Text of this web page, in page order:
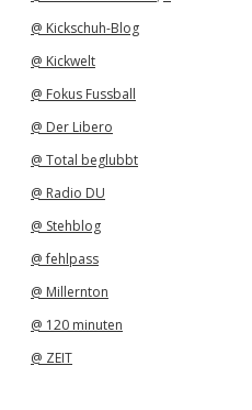
@ Kickschuh-Blog
@ Kickwelt
@ Fokus Fussball
@ Der Libero
@ Total beglubbt
@ Radio DU
@ Stehblog
@ fehlpass
@ Millernton
@ 120 minuten
@ ZEIT